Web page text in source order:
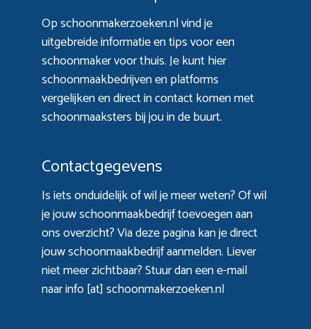
Op schoonmakerzoeken.nl vind je
uitgebreide informatie en tips voor een
schoonmaker voor thuis. Je kunt hier
schoonmaakbedrijven en platforms
vergelijken en direct in contact komen met
schoonmaaksters bij jou in de buurt.
Contactgegevens
Is iets onduidelijk of wil je meer weten? Of wil
je jouw schoonmaakbedrijf toevoegen aan
ons overzicht? Viadeze paginakan je direct
jouw schoonmaakbedrijf aanmelden. Liever
niet meer zichtbaar? Stuur dan een e-mail
naar info [at] schoonmakerzoeken.nl